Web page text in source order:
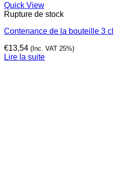
Quick View
Rupture de stock
Contenance de la bouteille 3 cl
€13,54 (Inc. VAT 25%)
Lire la suite